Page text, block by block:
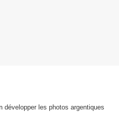
développer les photos argentiques